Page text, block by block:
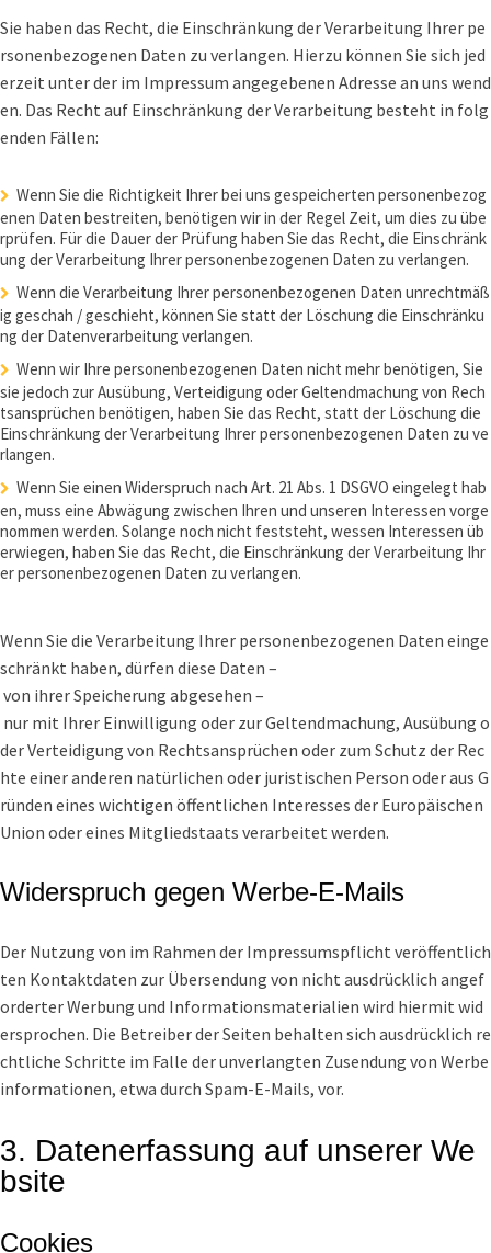
Sie haben das Recht, die Einschränkung der Verarbeitung Ihrer pe
rsonenbezogenen Daten zu verlangen. Hierzu können Sie sich jed
erzeit unter der im Impressum angegebenen Adresse an uns wend
en. Das Recht auf Einschränkung der Verarbeitung besteht in folg
enden Fällen:
Wenn Sie die Richtigkeit Ihrer bei uns gespeicherten personenbezog
enen Daten bestreiten, benötigen wir in der Regel Zeit, um dies zu übe
rprüfen. Für die Dauer der Prüfung haben Sie das Recht, die Einschränk
ung der Verarbeitung Ihrer personenbezogenen Daten zu verlangen.
Wenn die Verarbeitung Ihrer personenbezogenen Daten unrechtmäß
ig geschah / geschieht, können Sie statt der Löschung die Einschränku
ng der Datenverarbeitung verlangen.
Wenn wir Ihre personenbezogenen Daten nicht mehr benötigen, Sie
sie jedoch zur Ausübung, Verteidigung oder Geltendmachung von Rech
tsansprüchen benötigen, haben Sie das Recht, statt der Löschung die
Einschränkung der Verarbeitung Ihrer personenbezogenen Daten zu ve
rlangen.
Wenn Sie einen Widerspruch nach Art. 21 Abs. 1 DSGVO eingelegt hab
en, muss eine Abwägung zwischen Ihren und unseren Interessen vorge
nommen werden. Solange noch nicht feststeht, wessen Interessen üb
erwiegen, haben Sie das Recht, die Einschränkung der Verarbeitung Ihr
er personenbezogenen Daten zu verlangen.
Wenn Sie die Verarbeitung Ihrer personenbezogenen Daten einge
schränkt haben, dürfen diese Daten –
von ihrer Speicherung abgesehen –
nur mit Ihrer Einwilligung oder zur Geltendmachung, Ausübung o
der Verteidigung von Rechtsansprüchen oder zum Schutz der Rec
hte einer anderen natürlichen oder juristischen Person oder aus G
ründen eines wichtigen öffentlichen Interesses der Europäischen
Union oder eines Mitgliedstaats verarbeitet werden.
Widerspruch gegen Werbe-E-Mails
Der Nutzung von im Rahmen der Impressumspflicht veröffentlich
ten Kontaktdaten zur Übersendung von nicht ausdrücklich angef
orderter Werbung und Informationsmaterialien wird hiermit wid
ersprochen. Die Betreiber der Seiten behalten sich ausdrücklich re
chtliche Schritte im Falle der unverlangten Zusendung von Werbe
informationen, etwa durch Spam-E-Mails, vor.
3. Datenerfassung auf unserer We
bsite
Cookies